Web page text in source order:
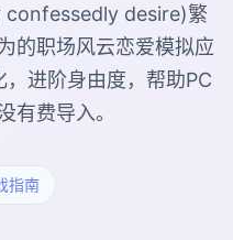
confessedly desire)繁
的职场风云恋爱模拟应
进阶身由度，帮助PC
有费导入。
指南